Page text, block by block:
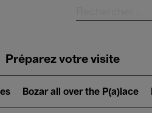
Préparez votre visite
Bozar all over the P(a)lace